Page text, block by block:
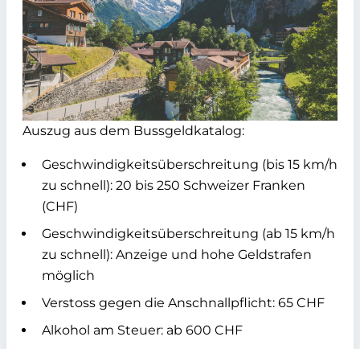
Auszug aus dem Bussgeldkatalog:
Geschwindigkeitsüberschreitung (bis 15 km/h
zu schnell): 20 bis 250 Schweizer Franken
(CHF)
Geschwindigkeitsüberschreitung (ab 15 km/h
zu schnell): Anzeige und hohe Geldstrafen
möglich
Verstoss gegen die Anschnallpflicht: 65 CHF
Alkohol am Steuer: ab 600 CHF